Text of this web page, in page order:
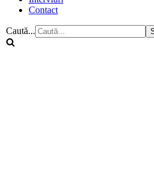
Contact
Caută...